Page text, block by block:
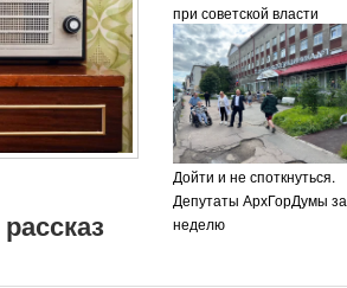
при советской власти
Дойти и не споткнуться.
Депутаты АрхГорДумы за
неделю